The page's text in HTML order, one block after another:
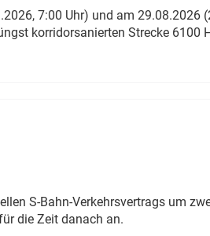
7:00 Uhr) und am 29.08.2026
korridorsanierten Strecke 6100
S-Bahn-Verkehrsvertrags um
die Zeit danach an.